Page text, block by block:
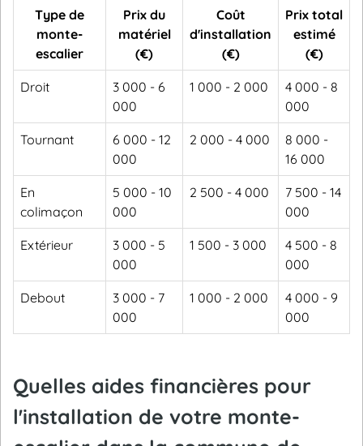
Type de
monte-
escalier
Prix du
matériel
(€)
Coût
d'installation
(€)
Prix total
estimé
(€)
Droit
3 000 - 6
000
1 000 - 2 000
4 000 - 8
000
Tournant
6 000 - 12
000
2 000 - 4 000
8 000 -
16 000
En
colimaçon
5 000 - 10
000
2 500 - 4 000
7 500 - 14
000
Extérieur
3 000 - 5
000
1 500 - 3 000
4 500 - 8
000
Debout
3 000 - 7
000
1 000 - 2 000
4 000 - 9
000
Quelles aides financières pour
l'installation de votre monte-